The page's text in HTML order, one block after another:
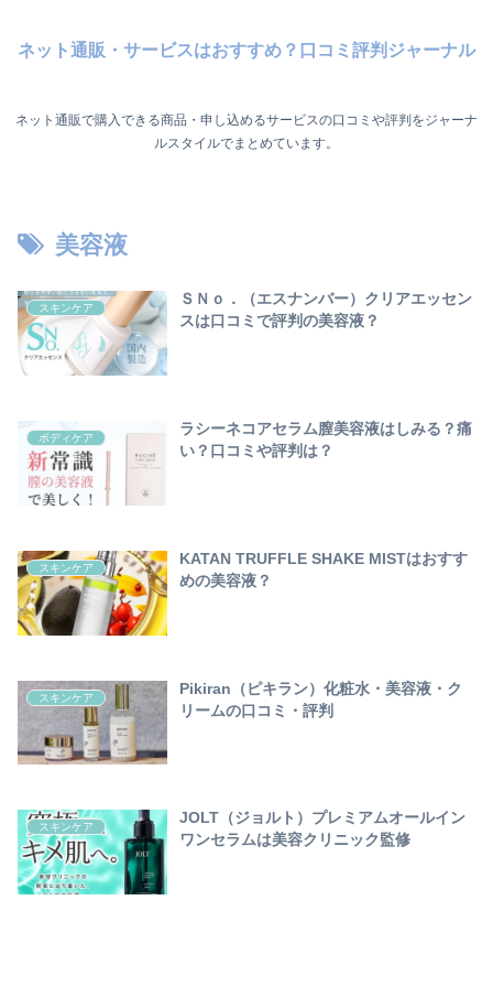
ネット通販・サービスはおすすめ？口コミ評判ジャーナル
ネット通販で購入できる商品・申し込めるサービスの口コミや評判をジャーナ
ルスタイルでまとめています。
美容液
スキンケア
ＳＮｏ．（エスナンバー）クリアエッセン
スは口コミで評判の美容液？
ボディケア
ラシーネコアセラム膣美容液はしみる？痛
い？口コミや評判は？
スキンケア
KATAN TRUFFLE SHAKE MISTはおすす
めの美容液？
スキンケア
Pikiran（ピキラン）化粧水・美容液・ク
リームの口コミ・評判
スキンケア
JOLT（ジョルト）プレミアムオールイン
ワンセラムは美容クリニック監修